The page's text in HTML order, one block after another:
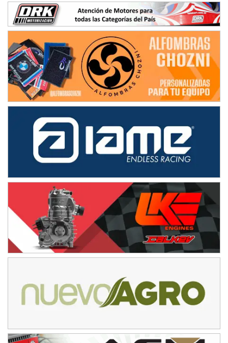
SUR SANTAFESINO - F4
José Samuel Sánchez (Tierra)
Rufino (Santa Fe)
TUCUMANO - F5
Juan Navarro (Asfalto)
El Timbó (Tucumán)